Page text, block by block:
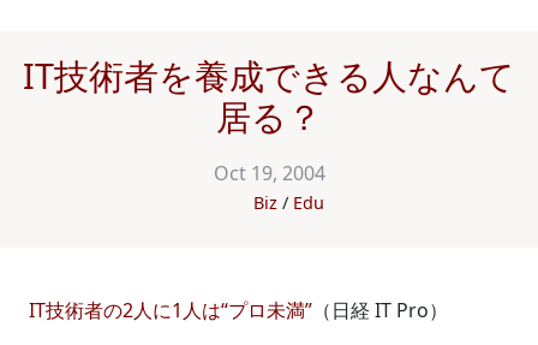
IT技術者を養成できる人なんて
居る？
Oct 19, 2004
Biz Edu
IT技術者の2人に1人は“プロ未満” （日経 IT Pro）